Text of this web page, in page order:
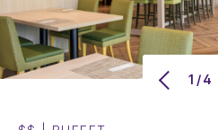
1/4